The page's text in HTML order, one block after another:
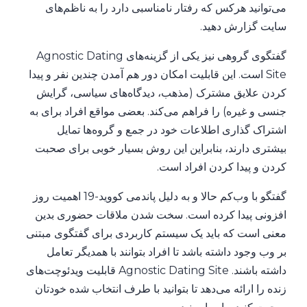
می‌توانید هرکس که رفتار نامناسبی دارد را به ناظم‌های
سایت گزارش دهید.
گفتگوی گروهی نیز یکی از گزینه‌های Agnostic Dating
Site است. این قابلیت امکان دور هم آمدن چندین نفر و پیدا
کردن علایق مشترک (مذهب، دیدگاه‌های سیاسی، گرایش
جنسی و غیره) را فراهم می‌کند. بعضی مواقع افراد برای به
اشتراک گذاری اطلاعات خود در جمع و گروه‌ها تمایل
بیشتری دارند، بنابراین این روش بسیار خوبی برای صحبت
کردن و پیدا کردن افراد است.
گفتگو با وب‌کم حالا و به دلیل پاندمی کووید-19 اهمیت روز
افزونی پیدا کرده است. سخت شدن ملاقات حضوری بدین
معنی است که باید یک سیستم کاربردی برای گفتگوی مبتنی
بر وب وجود داشته باشد تا افراد بتوانند با همدیگر تعامل
داشته باشند. Agnostic Dating Site قابلیت ویدئوچت‌های
زنده را ارائه می‌دهد تا بتوانید با طرف انتخاب شده خودتان